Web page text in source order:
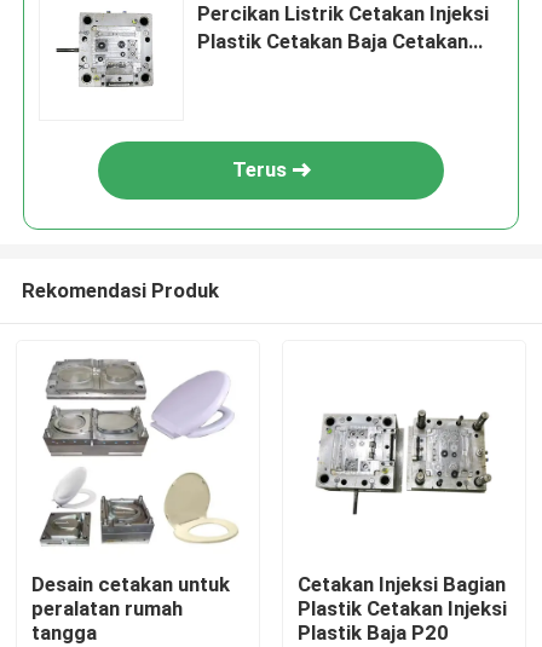
Percikan Listrik Cetakan Injeksi
Plastik Cetakan Baja Cetakan
Terus
Rekomendasi Produk
Desain cetakan untuk
peralatan rumah
tangga
Cetakan Injeksi Bagian
Plastik Cetakan Injeksi
Plastik Baja P20